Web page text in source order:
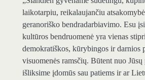
laikotarpiu, reikalaujančiu
geranoriško bendradarbiavimo. Esu
kultūros bendruomenė yra vienas
demokratiškos, kūrybingos ir darnios
visuomenės ramsčių. Būtent nuo
išliksime įdomūs sau patiems ir ar